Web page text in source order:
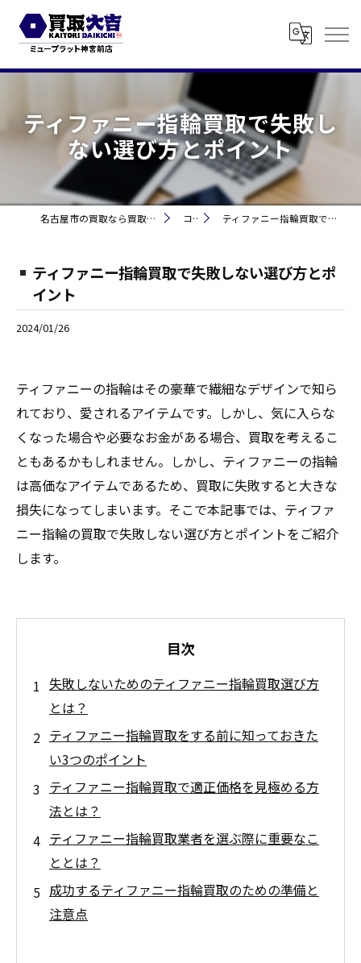
ティファニー指輪買取で失敗し
ない選び方とポイント
名古屋市の買取なら買取大吉 ミュープラット神宮前 コラム ティファニー指輪買取で失敗しない選び方とポイント
ティファニー指輪買取で失敗しない選び方とポ
イント
2024/01/26
ティファニーの指輪はその豪華で繊細なデザインで知ら
れており、愛されるアイテムです。しかし、気に入らな
くなった場合や必要なお金がある場合、買取を考えるこ
ともあるかもしれません。しかし、ティファニーの指輪
は高価なアイテムであるため、買取に失敗すると大きな
損失になってしまいます。そこで本記事では、ティファ
ニー指輪の買取で失敗しない選び方とポイントをご紹介
します。
目次
失敗しないためのティファニー指輪買取選び方
とは？
ティファニー指輪買取をする前に知っておきた
い3つのポイント
ティファニー指輪買取で適正価格を見極める方
法とは？
ティファニー指輪買取業者を選ぶ際に重要なこ
ととは？
成功するティファニー指輪買取のための準備と
注意点